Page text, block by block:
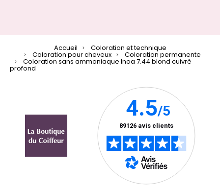
Accueil Coloration et technique
Coloration pour cheveux Coloration permanente
Coloration sans ammoniaque Inoa 7.44 blond cuivré
profond